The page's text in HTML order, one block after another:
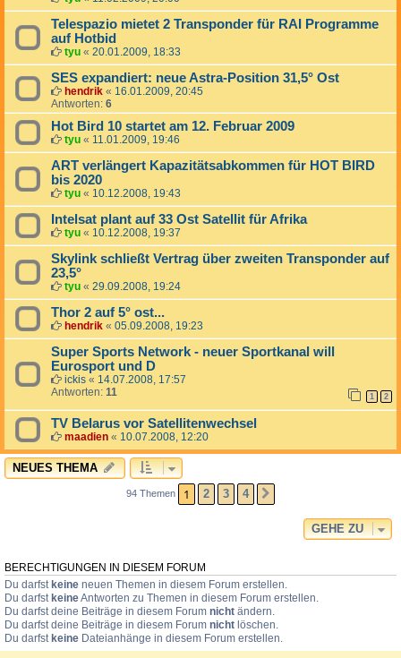
Telespazio mietet 2 Transponder für RAI Programme
auf Hotbid
tyu « 20.01.2009, 18:33
SES expandiert: neue Astra-Position 31,5° Ost
hendrik « 16.01.2009, 20:45
Antworten: 6
Hot Bird 10 startet am 12. Februar 2009
tyu « 11.01.2009, 19:46
ART verlängert Kapazitätsabkommen für HOT BIRD
bis 2020
tyu « 10.12.2008, 19:43
Intelsat plant auf 33 Ost Satellit für Afrika
tyu « 10.12.2008, 19:37
Skylink schließt Vertrag über zweiten Transponder auf
23,5°
tyu « 29.09.2008, 19:24
Thor 2 auf 5° ost...
hendrik « 05.09.2008, 19:23
Super Sports Network - neuer Sportkanal will
Eurosport und D
ickis « 14.07.2008, 17:57
Antworten: 11 1 2
TV Belarus vor Satellitenwechsel
maadien « 10.07.2008, 12:20
NEUES THEMA
94 Themen 1 2 3 4
GEHE ZU
BERECHTIGUNGEN IN DIESEM FORUM
Du darfst keine neuen Themen in diesem Forum erstellen.
Du darfst keineAntworten zu Themen in diesem Forum erstellen.
Du darfst deine Beiträge in diesem Forum nicht ändern.
Du darfst deine Beiträge in diesem Forum nicht löschen.
Du darfst keine Dateianhänge in diesem Forum erstellen.